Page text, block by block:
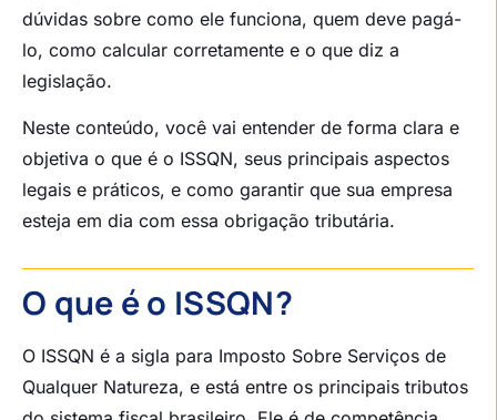
dúvidas sobre como ele funciona, quem deve pagá-
lo, como calcular corretamente e o que diz a
legislação.
Neste conteúdo, você vai entender de forma clara e
objetiva o que é o ISSQN, seus principais aspectos
legais e práticos, e como garantir que sua empresa
esteja em dia com essa obrigação tributária.
O que é o ISSQN?
O ISSQN é a sigla para Imposto Sobre Serviços de
Qualquer Natureza, e está entre os principais tributos